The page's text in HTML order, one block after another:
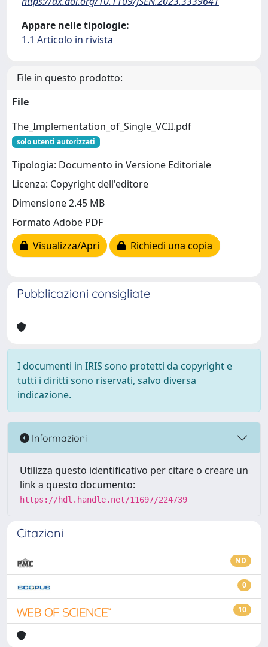
Appare nelle tipologie:
1.1 Articolo in rivista
File in questo prodotto:
File
The_Implementation_of_Single_VCII.pdf
solo utenti autorizzati
Tipologia: Documento in Versione Editoriale
Licenza: Copyright dell'editore
Dimensione 2.45 MB
Formato Adobe PDF
Visualizza/Apri
Richiedi una copia
Pubblicazioni consigliate
I documenti in IRIS sono protetti da copyright e
tutti i diritti sono riservati, salvo diversa
indicazione.
Informazioni
Utilizza questo identificativo per citare o creare un
link a questo documento:
https://hdl.handle.net/11697/224739
Citazioni
ND
0
10